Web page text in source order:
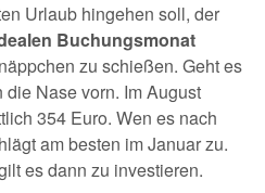
Urlaub hingehen soll, der
Buchungsmonat
zu schießen. Geht es
Nase vorn. Im August
354 Euro. Wen es nach
am besten im Januar zu.
es dann zu investieren.